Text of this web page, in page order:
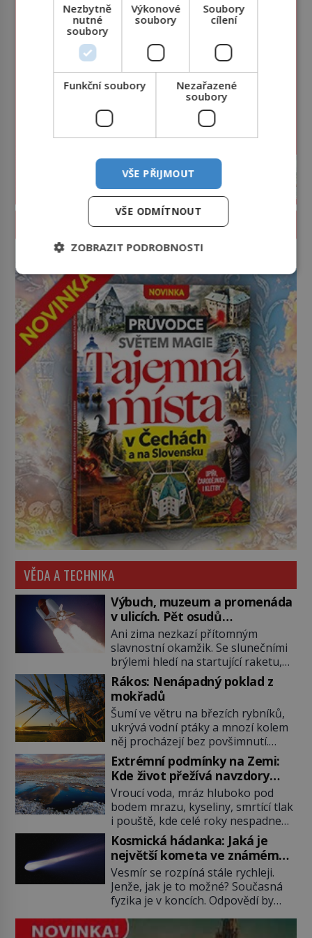
PROLISTOVAT ČASOPIS
VĚDA A TECHNIKA
Výbuch, muzeum a promenáda
v ulicích. Pět osudů
nejslavnějších raketoplánů
Ani zima nezkazí přítomným
slavnostní okamžik. Se slunečními
brýlemi hledí na startující raketu,
která má do vesmíru vynést kromě
posádky také obyčejnou učitelku.
Po několika sekundách všem
ztuhnou úsměvy, stroj totiž
exploduje. Jejich konstrukce není
z levného kraje, daňové poplatníky
stojí miliardy dolarů. Na druhou
stranu zvládnou jen představitelné
věci. Na malé kousky Název:
Columbia První […]
Rákos: Nenápadný poklad z
mokřadů
Šumí ve větru na březích rybníků,
ukrývá vodní ptáky a mnozí kolem
něj procházejí bez povšimnutí.
Přesto právě rákos pomáhal stavět
domy, vyrábět lodě, zapisovat první
texty a inspiroval řadu pověstí.
Tato skromná, ale užitečná
rostlina provází člověka už tisíce
let. Většina lidí vnímá rákos jen jako
obyčejnou kulisu letního koupání.
Stačí se však podívat […]
Extrémní podmínky na Zemi:
Kde život přežívá navzdory
všemu
Vroucí voda, mráz hluboko pod
bodem mrazu, kyseliny, smrtící tlak
i pouště, kde celé roky nespadne
jediná kapka deště. Na první
pohled místa, kde nemůže
existovat vůbec nic. Přesto právě
tady vědci objevují organismy,
které posouvají hranice života.
Každý nový nález mění naše
představy o tom, co všechno
dokáže příroda a napovídá, kde
Kosmická hádanka: Jaká je
největší kometa ve známém
vesmíru?
Vesmír se rozpíná stále rychleji.
Jenže, jak je to možné? Současná
fyzika je v koncích. Odpovědí by
mohla být hypotetická temná
energie. Právě na tu se zaměří
Nezbytně
nutné
soubory
Výkonové
soubory
Soubory
cílení
Funkční soubory
Nezařazené
soubory
VŠE PŘIJMOUT
VŠE ODMÍTNOUT
ZOBRAZIT PODROBNOSTI